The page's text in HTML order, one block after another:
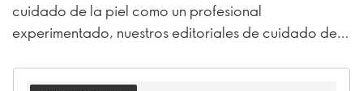
cuidado de la piel como un profesional
experimentado, nuestros editoriales de cuidado de